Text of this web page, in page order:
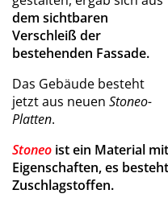
dem sichtbaren
Verschleiß der
bestehenden Fassade.
Das Gebäude besteht
jetzt aus neuen Stoneo-
Platten.
Stoneo ist ein Material
Eigenschaften, es
Zuschlagstoffen.